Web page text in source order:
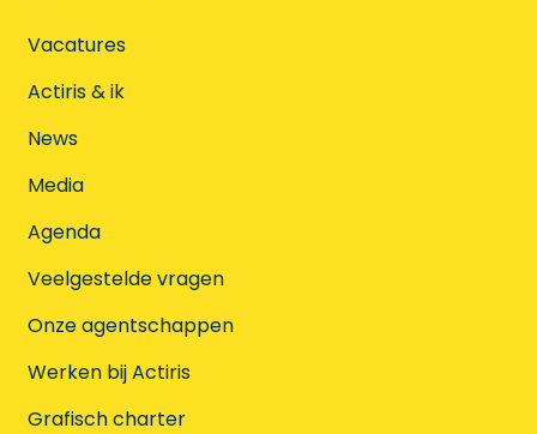
Vacatures
Actiris & ik
News
Media
Agenda
Veelgestelde vragen
Onze agentschappen
Werken bij Actiris
Grafisch charter